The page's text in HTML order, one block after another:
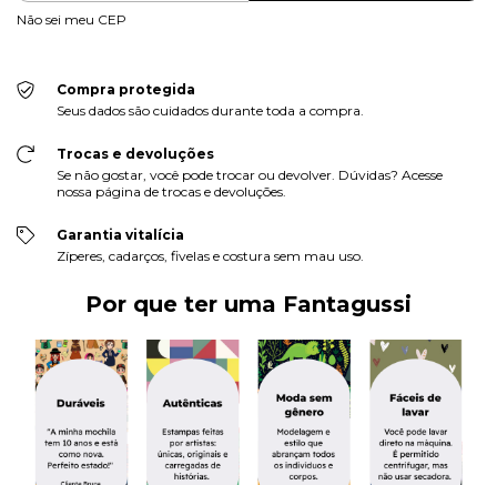
Não sei meu CEP
Compra protegida
Seus dados são cuidados durante toda a compra.
Trocas e devoluções
Se não gostar, você pode trocar ou devolver. Dúvidas? Acesse
nossa página de trocas e devoluções.
Garantia vitalícia
Zíperes, cadarços, fivelas e costura sem mau uso.
Por que ter uma Fantagussi